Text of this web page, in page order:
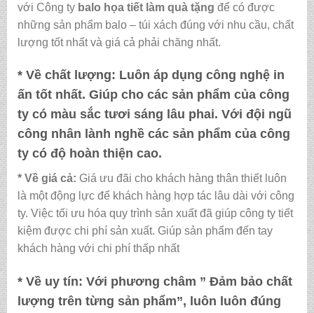
với Công ty balo họa tiết làm quà tặng để có được
những sản phẩm balo – túi xách đúng với nhu cầu, chất
lượng tốt nhất và giá cả phải chăng nhất.
* Về chất lượng: Luôn áp dụng công nghệ in
ấn tốt nhất. Giúp cho các sản phẩm của công
ty có màu sắc tươi sáng lâu phai. Với đội ngũ
công nhân lành nghề các sản phẩm của công
ty có độ hoàn thiện cao.
* Về giá cả: Giá ưu đãi cho khách hàng thân thiết luôn
là một động lực để khách hàng hợp tác lâu dài với công
ty. Việc tối ưu hóa quy trình sản xuất đã giúp công ty tiết
kiệm được chi phí sản xuất. Giúp sản phẩm đến tay
khách hàng với chi phí thấp nhất
* Về uy tín: Với phương châm ” Đảm bảo chất
lượng trên từng sản phẩm”, luôn luôn đúng